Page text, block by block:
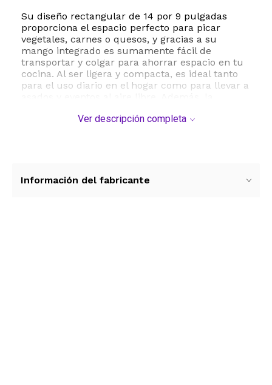
Su diseño rectangular de 14 por 9 pulgadas
proporciona el espacio perfecto para picar
vegetales, carnes o quesos, y gracias a su
mango integrado es sumamente fácil de
transportar y colgar para ahorrar espacio en tu
cocina. Al ser ligera y compacta, es ideal tanto
para el uso diario en el hogar como para llevar a
para lavavajillas, facilitando el mantenimiento
Ver descripción completa
Información del fabricante